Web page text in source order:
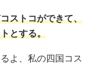
ストコができて、
とする。
よ、私の四国コス